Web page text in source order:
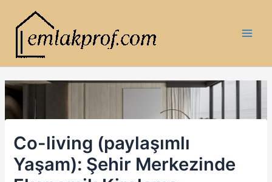
Co-living (paylaşımlı
Yaşam): Şehir Merkezinde